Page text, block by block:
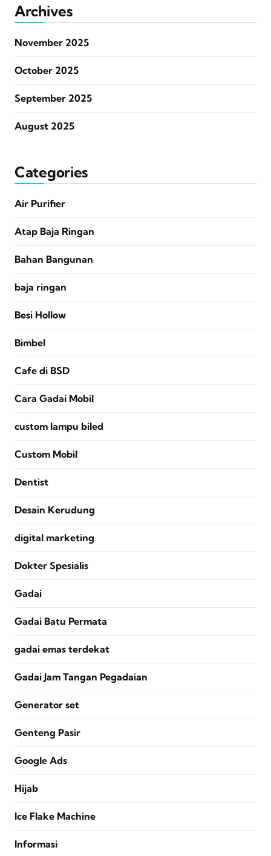
Archives
November 2025
October 2025
September 2025
August 2025
Categories
Air Purifier
Atap Baja Ringan
Bahan Bangunan
baja ringan
Besi Hollow
Bimbel
Cafe di BSD
Cara Gadai Mobil
custom lampu biled
Custom Mobil
Dentist
Desain Kerudung
digital marketing
Dokter Spesialis
Gadai
Gadai Batu Permata
gadai emas terdekat
Gadai Jam Tangan Pegadaian
Generator set
Genteng Pasir
Google Ads
Hijab
Ice Flake Machine
Informasi